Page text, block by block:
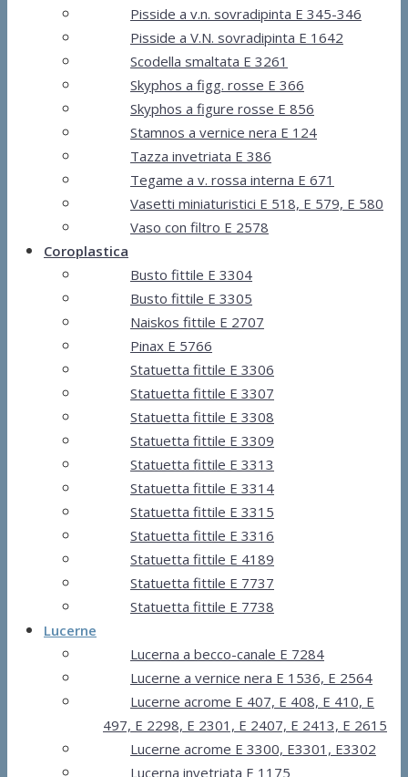
Pisside a v.n. sovradipinta E 345-346
Pisside a V.N. sovradipinta E 1642
Scodella smaltata E 3261
Skyphos a figg. rosse E 366
Skyphos a figure rosse E 856
Stamnos a vernice nera E 124
Tazza invetriata E 386
Tegame a v. rossa interna E 671
Vasetti miniaturistici E 518, E 579, E 580
Vaso con filtro E 2578
Coroplastica
Busto fittile E 3304
Busto fittile E 3305
Naiskos fittile E 2707
Pinax E 5766
Statuetta fittile E 3306
Statuetta fittile E 3307
Statuetta fittile E 3308
Statuetta fittile E 3309
Statuetta fittile E 3313
Statuetta fittile E 3314
Statuetta fittile E 3315
Statuetta fittile E 3316
Statuetta fittile E 4189
Statuetta fittile E 7737
Statuetta fittile E 7738
Lucerne
Lucerna a becco-canale E 7284
Lucerne a vernice nera E 1536, E 2564
Lucerne acrome E 407, E 408, E 410, E
497, E 2298, E 2301, E 2407, E 2413, E 2615
Lucerne acrome E 3300, E3301, E3302
Lucerna invetriata E 1175